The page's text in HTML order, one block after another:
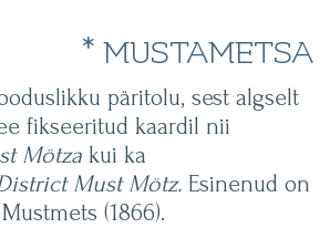
* MUSTAMETSA
päritolu, sest algselt
fikseeritud kaardil nii
Mötza kui ka
Must Mötz. Esinenud on
(1866).